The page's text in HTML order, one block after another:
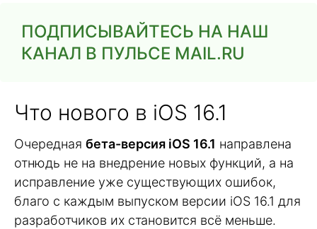
ПОДПИСЫВАЙТЕСЬ НА НАШ
КАНАЛ В ПУЛЬСЕ MAIL.RU
Что нового в iOS 16.1
Очередная бета-версия iOS 16.1 направлена
отнюдь не на внедрение новых функций, а на
исправление уже существующих ошибок,
благо с каждым выпуском версии iOS 16.1 для
разработчиков их становится всё меньше.